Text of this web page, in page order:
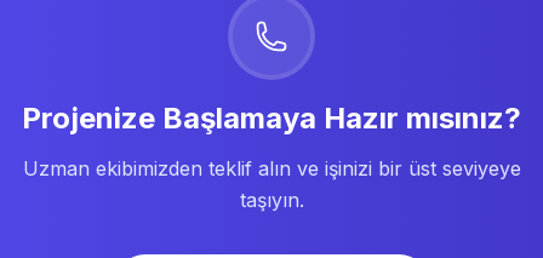
Projenize Başlamaya Hazır mısınız?
Uzman ekibimizden teklif alın ve işinizi bir üst seviyeye
taşıyın.